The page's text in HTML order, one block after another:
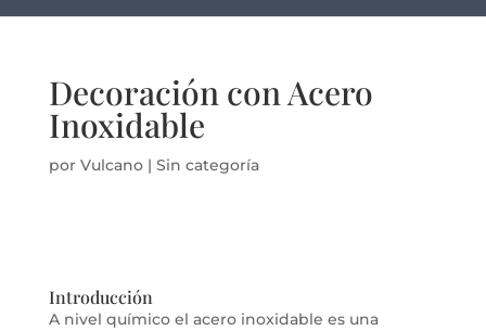
Decoración con Acero
Inoxidable
por Vulcano| Sin categoría
Introducción
A nivel químico el acero inoxidable es una